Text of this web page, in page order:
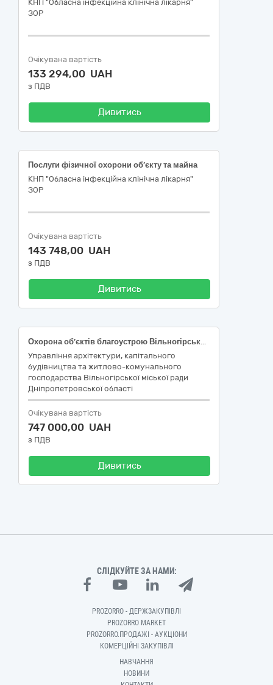
КНП "Обласна інфекційна клінічна лікарня"
ЗОР
Очікувана вартість
133 294,00 UAH
з ПДВ
Дивитись
Послуги фізичної охорони об’єкту та майна
КНП "Обласна інфекційна клінічна лікарня"
ЗОР
Очікувана вартість
143 748,00 UAH
з ПДВ
Дивитись
Охорона об’єктів благоустрою Вільногірської міської територіальної громади ( ДК 021:2015: 79710000-4 Охоронні послуги)
Управління архітектури, капітального
будівництва та житлово-комунального
господарства Вільногірської міської ради
Дніпропетровської області
Очікувана вартість
747 000,00 UAH
з ПДВ
Дивитись
СЛІДКУЙТЕ ЗА НАМИ:
PROZORRO - ДЕРЖЗАКУПІВЛІ
PROZORRO MARKET
PROZORRO.ПРОДАЖІ - АУКЦІОНИ
КОМЕРЦІЙНІ ЗАКУПІВЛІ
НАВЧАННЯ
НОВИНИ